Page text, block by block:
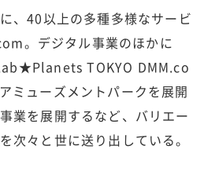
、40以上の多種多様なサービ
。デジタル事業のほかに
TOKYO DMM.co
ミューズメントパークを展開
業を展開するなど、バリエー
次々と世に送り出している。